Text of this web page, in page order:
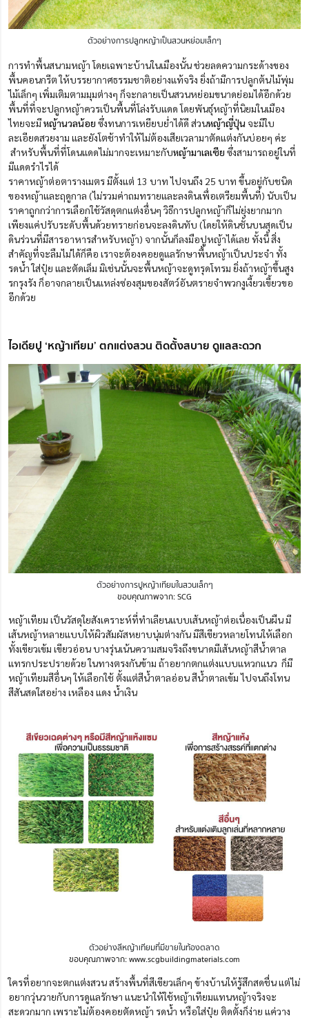
ตัวอย่างการปลูกหญ้าเป็นสวนหย่อมเล็กๆ
การทำพื้นสนามหญ้า โดยเฉพาะบ้านในเมืองนั้น ช่วยลดความกระด้างของ
พื้นคอนกรีต ให้บรรยากาศธรรมชาติอย่างแท้จริง ยิ่งถ้ามีการปลูกต้นไม้พุ่ม
ไม้เล็กๆ เพิ่มเติมตามมุมต่างๆ ก็จะกลายเป็นสวนหย่อมขนาดย่อมได้อีกด้วย
พื้นที่ที่จะปลูกหญ้าควรเป็นพื้นที่โล่งรับแดด โดยพันธุ์หญ้าที่นิยมในเมือง
ไทยจะมีหญ้านวลน้อย ซึ่งทนการเหยียบย่ำได้ดี ส่วนหญ้าญี่ปุ่น จะมีใบ
ละเอียดสวยงาม และยังโตช้าทำให้ไม่ต้องเสียเวลามาตัดแต่งกันบ่อยๆ ค่ะ
สำหรับพื้นที่ที่โดนแดดไม่มากจะเหมาะกับหญ้ามาเลเซีย ซึ่งสามารถอยู่ในที่
มีแดดรำไรได้
ราคาหญ้าต่อตารางเมตร มีตั้งแต่ 13 บาท ไปจนถึง 25 บาท ขึ้นอยู่กับชนิด
ของหญ้าและฤดูกาล (ไม่รวมค่าถมทรายและลงดินเพื่อเตรียมพื้นที่) นับเป็น
ราคาถูกกว่าการเลือกใช้วัสดุตกแต่งอื่นๆ วิธีการปลูกหญ้าก็ไม่ยุ่งยากมาก
เพียงแค่ปรับระดับพื้นด้วยทรายก่อนจะลงดินทับ (โดยให้ดินชั้นบนสุดเป็น
ดินร่วนที่มีสารอาหารสำหรับหญ้า) จากนั้นก็ลงมือปูหญ้าได้เลย ทั้งนี้ สิ่ง
สำคัญที่จะลืมไม่ได้ก็คือ เราจะต้องคอยดูแลรักษาพื้นหญ้าเป็นประจำ ทั้ง
รดน้ำ ใส่ปุ๋ย และตัดเล็ม มิเช่นนั้นจะพื้นหญ้าจะดูทรุดโทรม ยิ่งถ้าหญ้าขึ้นสูง
รกรุงรัง ก็อาจกลายเป็นแหล่งซ่องสุมของสัตว์อันตรายจำพวกงูเงี้ยวเขี้ยวขอ
อีกด้วย
ไอเดียปู ‘หญ้าเทียม’ ตกแต่งสวน ติดตั้งสบาย ดูแลสะดวก
ตัวอย่างการปูหญ้าเทียมในสวนเล็กๆ
ขอบคุณภาพจาก: SCG
หญ้าเทียม เป็นวัสดุใยสังเคราะห์ที่ทำเลียนแบบเส้นหญ้าต่อเนื่องเป็นผืน มี
เส้นหญ้าหลายแบบให้ผิวสัมผัสหยาบนุ่มต่างกัน มีสีเขียวหลายโทนให้เลือก
ทั้งเขียวเข้ม เขียวอ่อน บางรุ่นเน้นความสมจริงถึงขนาดมีเส้นหญ้าสีน้ำตาล
แทรกประปรายด้วย ในทางตรงกันข้าม ถ้าอยากตกแต่งแบบแหวกแนว ก็มี
หญ้าเทียมสีอื่นๆ ให้เลือกใช้ ตั้งแต่สีน้ำตาลอ่อน สน้ำตาลเข้ม ไปจนถึงโทน
สีสันสดใสอย่าง เหลือง แดง น้ำเงิน
ตัวอย่างสีหญ้าเทียมที่มีขายในท้องตลาด
ขอบคุณภาพจาก: www.scgbuildingmaterials.com
ใครที่อยากจะตกแต่งสวน สร้างพื้นที่สีเขียวเล็กๆ ข้างบ้านให้รู้สึกสดชื่น แต่ไม่
อยากวุ่นวายกับการดูแลรักษา แนะนำให้ใช้หญ้าเทียมแทนหญ้าจริงจะ
สะดวกมาก เพราะไม่ต้องคอยตัดหญ้า รดน้ำ หรือใส่ปุ๋ย ติดตั้งก็ง่าย แค่วาง